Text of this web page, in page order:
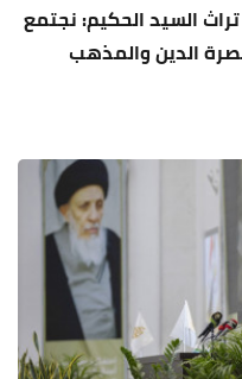
السيد الحكيم: نجتمع
الدين والمذهب